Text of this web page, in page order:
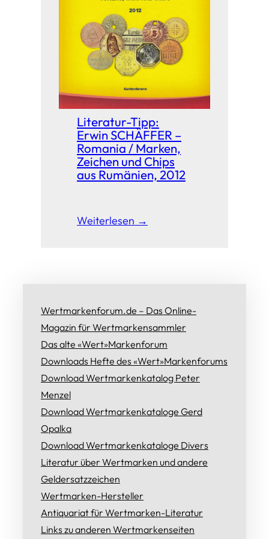
Literatur-Tipp:
Erwin SCHÄFFER –
Romania / Marken,
Zeichen und Chips
aus Rumänien, 2012
Weiterlesen →
Wertmarkenforum.de – Das Online-
Magazin für Wertmarkensammler
Das alte «Wert»Markenforum
Downloads Hefte des «Wert»Markenforums
Download Wertmarkenkatalog Peter
Menzel
Download Wertmarkenkataloge Gerd
Opalka
Download Wertmarkenkataloge Divers
Literatur über Wertmarken und andere
Geldersatzzeichen
Wertmarken-Hersteller
Antiquariat für Wertmarken-Literatur
Links zu anderen Wertmarkenseiten